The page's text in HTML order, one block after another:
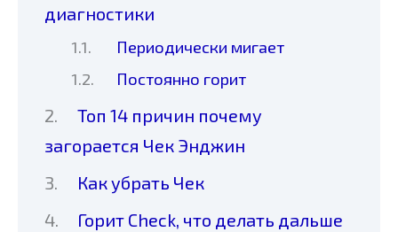
диагностики
Периодически мигает
Постоянно горит
Топ 14 причин почему
загорается Чек Энджин
Как убрать Чек
Горит Check, что делать дальше